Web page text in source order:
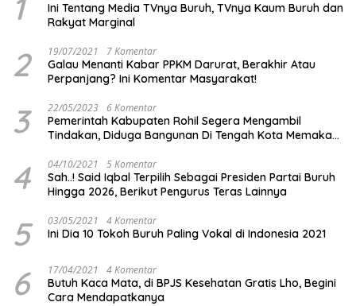
1
Ini Tentang Media TVnya Buruh, TVnya Kaum Buruh dan
Rakyat Marginal
2 19/07/2021 7 Komentar
Galau Menanti Kabar PPKM Darurat, Berakhir Atau
Perpanjang? Ini Komentar Masyarakat!
3 22/05/2023 6 Komentar
Pemerintah Kabupaten Rohil Segera Mengambil
Tindakan, Diduga Bangunan Di Tengah Kota Memakan
4 04/10/2021 5 Komentar
Sah..! Said Iqbal Terpilih Sebagai Presiden Partai Buruh
Hingga 2026, Berikut Pengurus Teras Lainnya
5 03/05/2021 4 Komentar
Ini Dia 10 Tokoh Buruh Paling Vokal di Indonesia 2021
6 17/04/2021 4 Komentar
Butuh Kaca Mata, di BPJS Kesehatan Gratis Lho, Begini
Cara Mendapatkanya